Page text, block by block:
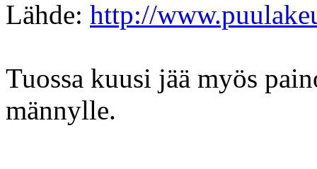
Lähde: http://
Tuossa kuusi jää myös
männylle.